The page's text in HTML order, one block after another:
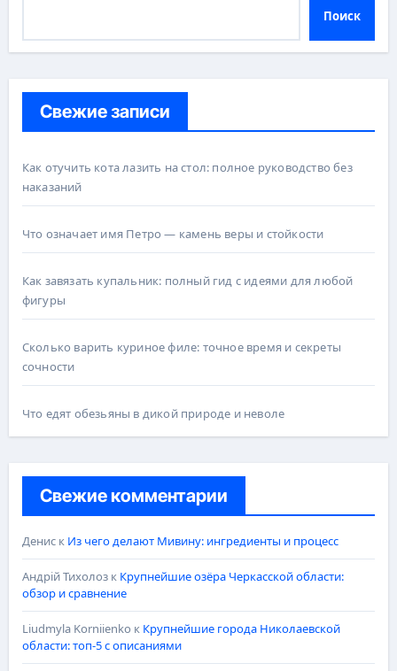
Поиск
Свежие записи
Как отучить кота лазить на стол: полное руководство без
наказаний
Что означает имя Петро — камень веры и стойкости
Как завязать купальник: полный гид с идеями для любой
фигуры
Сколько варить куриное филе: точное время и секреты
сочности
Что едят обезьяны в дикой природе и неволе
Свежие комментарии
Дениск Из чего делают Мивину: ингредиенты и процесс
Андрій Тихолозк Крупнейшие озёра Черкасской области:
обзор и сравнение
Liudmyla Korniienko к Крупнейшие города Николаевской
области: топ-5 с описаниями